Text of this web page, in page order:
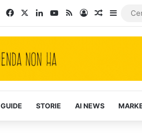
FacebookLinkedInYou Tube
RSSAccediArticoli
Barra
GUIDE STORIE AI NEWS